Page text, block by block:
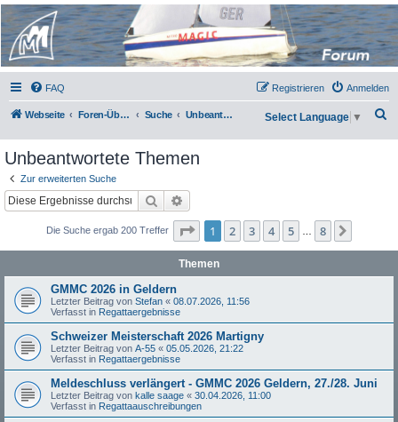
Micro Magic Forum
Deutschland
FAQ Anmelden
Registrieren
Webseite Foren-Übersicht Suche Unbeantwortete Themen Select Language ▼
Unbeantwortete Themen
Zur erweiterten Suche
Suche
Die Suche ergab 200 Treffer Seite 1von
1 2 3 4 5 8
Themen
GMMC 2026 in Geldern
Letzter Beitrag von Stefan « 08.07.2026, 11:56
Verfasst in Regattaergebnisse
Schweizer Meisterschaft 2026 Martigny
Letzter Beitrag von A-55 « 05.05.2026, 21:22
Verfasst in Regattaergebnisse
Meldeschluss verlängert - GMMC 2026 Geldern, 27./28. Juni
Letzter Beitrag von kalle saage « 30.04.2026, 11:00
Verfasst in Regattaauschreibungen